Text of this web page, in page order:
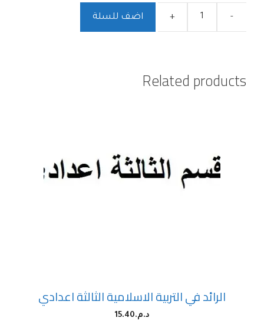
-
+ اضف للسلة
Related products
الرائد في التربية الاسلامية الثالثة اعدادي
د.م.15.40